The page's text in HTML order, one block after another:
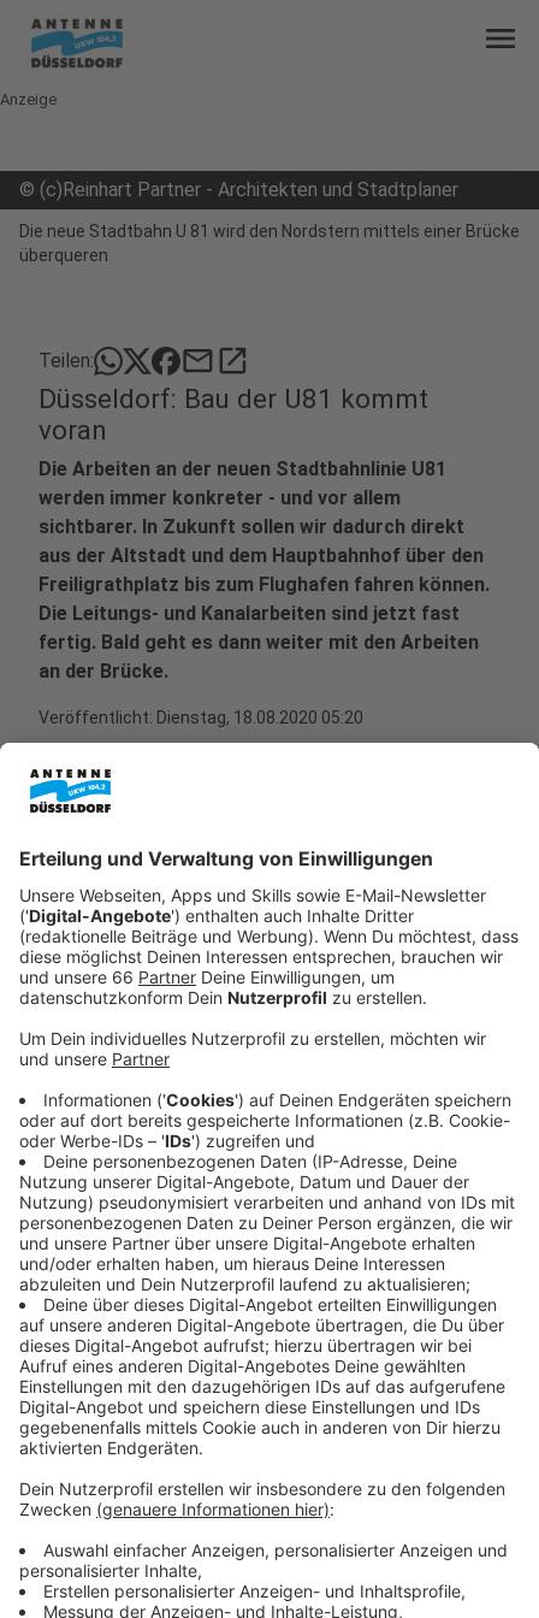
menu
Anzeige
© (c)Reinhart Partner - Architekten und Stadtplaner
Die neue Stadtbahn U 81 wird den Nordstern mittels einer Brücke
überqueren
Teilen: mailopen_in_new
Düsseldorf: Bau der U81 kommt
voran
Die Arbeiten an der neuen Stadtbahnlinie U81
werden immer konkreter - und vor allem
sichtbarer. In Zukunft sollen wir dadurch direkt
aus der Altstadt und dem Hauptbahnhof über den
Freiligrathplatz bis zum Flughafen fahren können.
Die Leitungs- und Kanalarbeiten sind jetzt fast
fertig. Bald geht es dann weiter mit den Arbeiten
an der Brücke.
Veröffentlicht: Dienstag, 18.08.2020 05:20
Anzeige
Die Brücke soll in einer Kurve genau über den
Nordstern führen. Dafür werden im Januar die
Vorbereitungen für die Stützpfeiler beginnen. Erste
Teile der tatsächlichen Brücke werden wir
voraussichtlich ab Oktober kommenden Jahres sehen
können. Anwohner befürchten, vor allem die Kurve der
Brücke könnte für Lärm sorgen, weil dann die Bahnen
besonders quietschen könnten. Die Stadt will dem mit
Schallschutzwänden, viel Schmiermittel und einer
besonderen Dämpfung entgegenwirken. Fertig sein
sollen die Arbeiten zwischen Freiligrathplatz und
Flughafen dann Mitte 2024, passend zur EM.
Weitere Infos und Links zum Thema:
Anlieger-Management
Mit Blick auf eine transparente und konstruktive
Kommunikation hat die Stadt für die Anlieger einen
persönlichen Ansprechpartner benannt. Für alle
Fragen, die mit den Bauarbeiten der neuen
Stadtbahn-Linie 81, 1. Bauabschnitt zu tun haben,
Telefon 0211-89 93859 und E-Mail:
Die Pressemitteilung der Stadt zu den Arbeiten!